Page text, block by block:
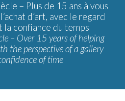
– Plus de 15 ans à vous
d’art, avec le regard
la confiance du temps
– Over 15 years of helping
the perspective of a gallery
of time